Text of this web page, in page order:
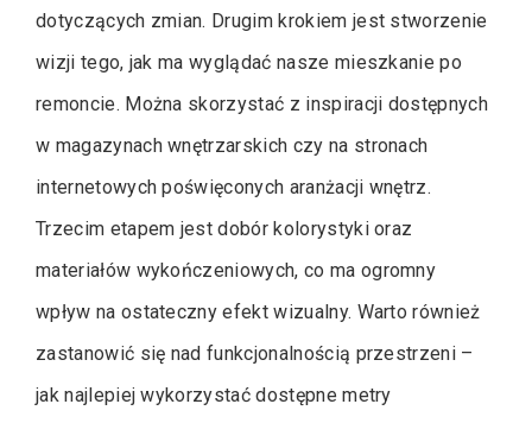
dotyczących zmian. Drugim krokiem jest stworzenie
wizji tego, jak ma wyglądać nasze mieszkanie po
remoncie. Można skorzystać z inspiracji dostępnych
w magazynach wnętrzarskich czy na stronach
internetowych poświęconych aranżacji wnętrz.
Trzecim etapem jest dobór kolorystyki oraz
materiałów wykończeniowych, co ma ogromny
wpływ na ostateczny efekt wizualny. Warto również
zastanowić się nad funkcjonalnością przestrzeni –
jak najlepiej wykorzystać dostępne metry